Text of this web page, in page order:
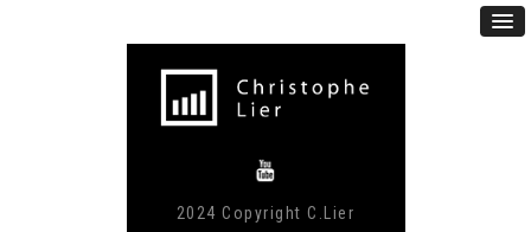
2024 Copyright C.Lier